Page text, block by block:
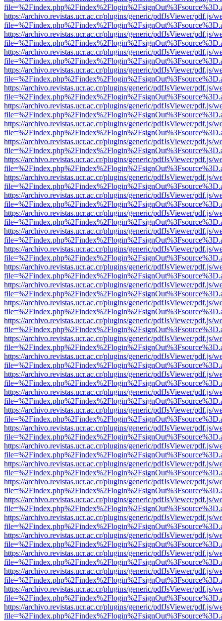
https://archivo.revistas.ucr.ac.cr/plugins/generic/pdfJsViewer/pdf.js/
https://archivo.revistas.ucr.ac.cr/plugins/generic/pdfJsViewer/pdf.js/
https://archivo.revistas.ucr.ac.cr/plugins/generic/pdfJsViewer/pdf.js/
https://archivo.revistas.ucr.ac.cr/plugins/generic/pdfJsViewer/pdf.js/
https://archivo.revistas.ucr.ac.cr/plugins/generic/pdfJsViewer/pdf.js/
https://archivo.revistas.ucr.ac.cr/plugins/generic/pdfJsViewer/pdf.js/
https://archivo.revistas.ucr.ac.cr/plugins/generic/pdfJsViewer/pdf.js/
https://archivo.revistas.ucr.ac.cr/plugins/generic/pdfJsViewer/pdf.js/
https://archivo.revistas.ucr.ac.cr/plugins/generic/pdfJsViewer/pdf.js/
https://archivo.revistas.ucr.ac.cr/plugins/generic/pdfJsViewer/pdf.js/
https://archivo.revistas.ucr.ac.cr/plugins/generic/pdfJsViewer/pdf.js/
https://archivo.revistas.ucr.ac.cr/plugins/generic/pdfJsViewer/pdf.js/
https://archivo.revistas.ucr.ac.cr/plugins/generic/pdfJsViewer/pdf.js/
https://archivo.revistas.ucr.ac.cr/plugins/generic/pdfJsViewer/pdf.js/
https://archivo.revistas.ucr.ac.cr/plugins/generic/pdfJsViewer/pdf.js/
https://archivo.revistas.ucr.ac.cr/plugins/generic/pdfJsViewer/pdf.js/
https://archivo.revistas.ucr.ac.cr/plugins/generic/pdfJsViewer/pdf.js/
https://archivo.revistas.ucr.ac.cr/plugins/generic/pdfJsViewer/pdf.js/
https://archivo.revistas.ucr.ac.cr/plugins/generic/pdfJsViewer/pdf.js/
https://archivo.revistas.ucr.ac.cr/plugins/generic/pdfJsViewer/pdf.js/
https://archivo.revistas.ucr.ac.cr/plugins/generic/pdfJsViewer/pdf.js/
https://archivo.revistas.ucr.ac.cr/plugins/generic/pdfJsViewer/pdf.js/
https://archivo.revistas.ucr.ac.cr/plugins/generic/pdfJsViewer/pdf.js/
https://archivo.revistas.ucr.ac.cr/plugins/generic/pdfJsViewer/pdf.js/
https://archivo.revistas.ucr.ac.cr/plugins/generic/pdfJsViewer/pdf.js/
https://archivo.revistas.ucr.ac.cr/plugins/generic/pdfJsViewer/pdf.js/
https://archivo.revistas.ucr.ac.cr/plugins/generic/pdfJsViewer/pdf.js/
https://archivo.revistas.ucr.ac.cr/plugins/generic/pdfJsViewer/pdf.js/
https://archivo.revistas.ucr.ac.cr/plugins/generic/pdfJsViewer/pdf.js/
https://archivo.revistas.ucr.ac.cr/plugins/generic/pdfJsViewer/pdf.js/
https://archivo.revistas.ucr.ac.cr/plugins/generic/pdfJsViewer/pdf.js/
https://archivo.revistas.ucr.ac.cr/plugins/generic/pdfJsViewer/pdf.js/
https://archivo.revistas.ucr.ac.cr/plugins/generic/pdfJsViewer/pdf.js/
https://archivo.revistas.ucr.ac.cr/plugins/generic/pdfJsViewer/pdf.js/